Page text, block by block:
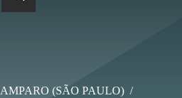
AMPARO (SÃO PAULO) /